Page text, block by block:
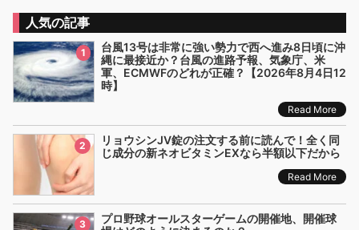
人気の記事
1
台風13号は非常に強い勢力で西へ進み8日頃に沖
縄に最接近か？台風の進路予報、気象庁、米
軍、ECMWFのどれが正確？【2026年8月4日12
時】
Read More
2
リョウシンJV錠の注文する前に読んで！全く同
じ成分の新ネオビタミンEXなら半額以下だから
Read More
3
プロ野球オールスターゲームの開催地、開催球